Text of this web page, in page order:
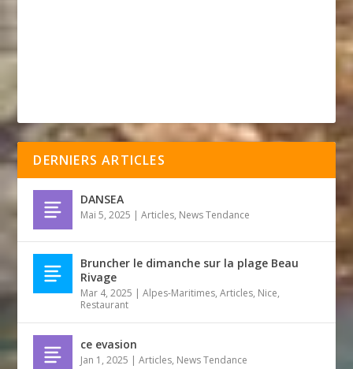
DERNIERS ARTICLES
DANSEA
Mai 5, 2025 |Articles, News Tendance
Bruncher le dimanche sur la plage Beau
Rivage
Mar 4, 2025 |Alpes-Maritimes,Articles, Nice,
Restaurant
ce evasion
Jan 1, 2025 |Articles, News Tendance